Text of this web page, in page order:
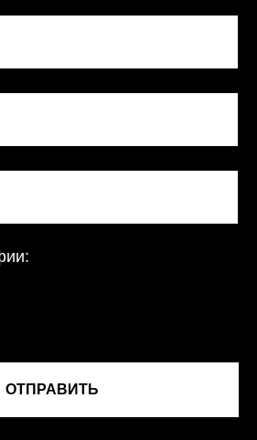
ОТПРАВИТЬ